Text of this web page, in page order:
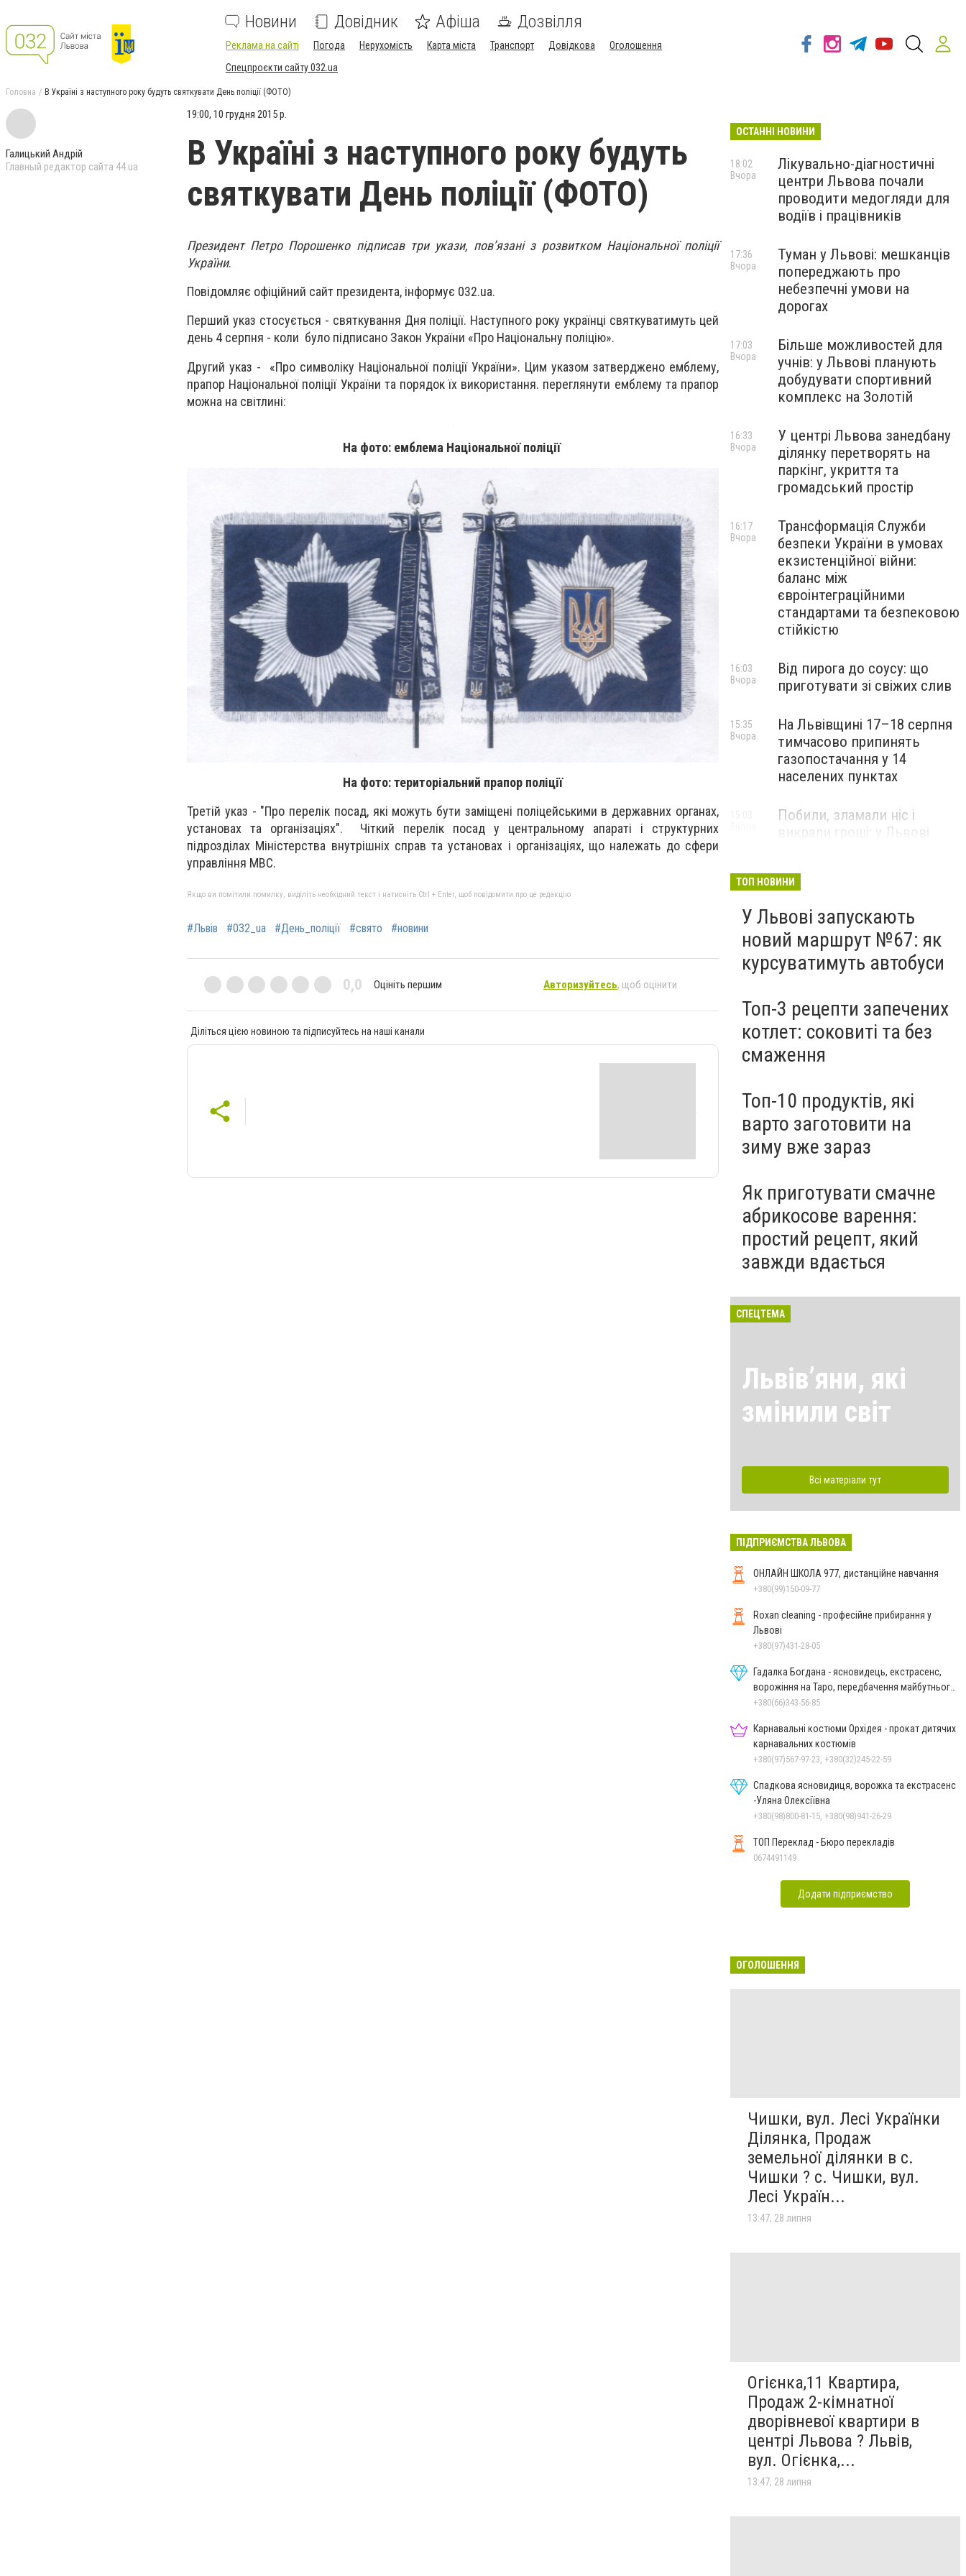
Новини Довідник Афіша Дозвілля
Реклама на сайті Погода Нерухомість Карта міста Транспорт Довідкова
Оголошення
Спецпроєкти сайту 032.ua
Головна В Україні з наступного року будуть святкувати День поліції (ФОТО)
Галицький Андрій
Главный редактор сайта 44.ua
19:00, 10 грудня 2015 р.
В Україні з наступного року будуть
святкувати День поліції (ФОТО)
Президент Петро Порошенко підписав три укази, пов’язані з розвитком Національної поліції
України.
Повідомляє офіційний сайт президента, інформує 032.ua.
Перший указ стосується - святкування Дня поліції. Наступного року українці святкуватимуть цей
день 4 серпня - коли було підписано Закон України «Про Національну поліцію».
Другий указ - «Про символіку Національної поліції України». Цим указом затверджено емблему,
прапор Національної поліції України та порядок їх використання. переглянути емблему та прапор
можна на світлині:
На фото: емблема Національної поліції
На фото: територіальний прапор поліції
Третій указ - "Про перелік посад, які можуть бути заміщені поліцейськими в державних органах,
установах та організаціях". Чіткий перелік посад у центральному апараті і структурних
підрозділах Міністерства внутрішніх справ та установах і організаціях, що належать до сфери
управління МВС.
Якщо ви помітили помилку, виділіть необхідний текст і натисніть Ctrl + Enter, щоб повідомити про це редакцію
#Львів #032_ua #День_поліції #свято #новини
0,0 Оцініть першим Авторизуйтесь, щоб оцінити
Діліться цією новиною та підписуйтесь на наші канали
ОСТАННІ НОВИНИ
Лікувально-діагностичні
центри Львова почали
проводити медогляди для
водіїв і працівників
18:02
Вчора
Туман у Львові: мешканців
попереджають про
небезпечні умови на
дорогах
17:36
Вчора
Більше можливостей для
учнів: у Львові планують
добудувати спортивний
комплекс на Золотій
17:03
Вчора
У центрі Львова занедбану
ділянку перетворять на
паркінг, укриття та
громадський простір
16:33
Вчора
Трансформація Служби
безпеки України в умовах
екзистенційної війни:
баланс між
євроінтеграційними
стандартами та безпековою
стійкістю
16:17
Вчора
Від пирога до соусу: що
приготувати зі свіжих слив
16:03
Вчора
На Львівщині 17–18 серпня
тимчасово припинять
газопостачання у 14
населених пунктах
15:35
Вчора
Побили, зламали ніс і
викрали гроші: у Львові
ТОП НОВИНИ
У Львові запускають
новий маршрут №67: як
курсуватимуть автобуси
Топ-3 рецепти запечених
котлет: соковиті та без
смаження
Топ-10 продуктів, які
варто заготовити на
зиму вже зараз
Як приготувати смачне
абрикосове варення:
простий рецепт, який
завжди вдається
СПЕЦТЕМА
Львівʼяни, які
змінили світ
Всі матеріали тут
ПІДПРИЄМСТВА ЛЬВОВА
ОНЛАЙН ШКОЛА 977, дистанційне навчання
+380(99)150-09-77
Roxan cleaning - професійне прибирання у
Львові
+380(97)431-28-05
Гадалка Богдана - ясновидець, екстрасенс,
ворожіння на Таро, передбачення майбутнього,
зняття порчі
+380(66)343-56-85
Карнавальні костюми Орхідея - прокат дитячих
карнавальних костюмів
+380(97)567-97-23, +380(32)245-22-59
Спадкова ясновидиця, ворожка та екстрасенс
-Уляна Олексіївна
+380(98)800-81-15, +380(98)941-26-29
ТОП Переклад - Бюро перекладів
0674491149
Додати підприємство
ОГОЛОШЕННЯ
Чишки, вул. Лесі Українки
Ділянка, Продаж
земельної ділянки в с.
Чишки ? с. Чишки, вул.
Лесі Україн...
13:47, 28 липня
Огієнка,11 Квартира,
Продаж 2-кімнатної
дворівневої квартири в
центрі Львова ? Львів,
вул. Огієнка,...
13:47, 28 липня